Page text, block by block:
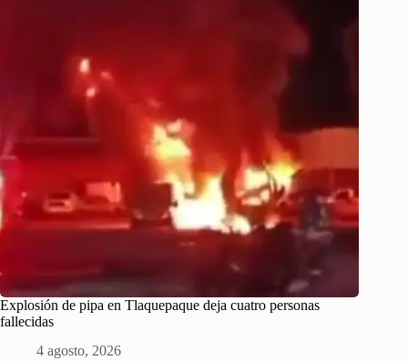
Explosión de pipa en Tlaquepaque deja cuatro personas
fallecidas
4 agosto, 2026